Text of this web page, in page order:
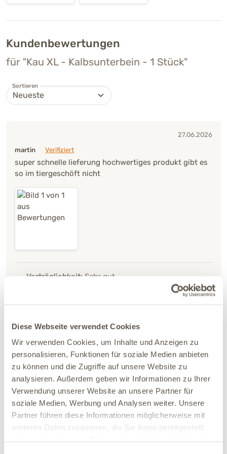
Diese Webseite verwendet Cookies
Wir verwenden Cookies, um Inhalte und Anzeigen zu
personalisieren, Funktionen für soziale Medien anbieten
zu können und die Zugriffe auf unsere Website zu
analysieren. Außerdem geben wir Informationen zu Ihrer
Verwendung unserer Website an unsere Partner für
soziale Medien, Werbung und Analysen weiter. Unsere
Partner führen diese Informationen möglicherweise mit
weiteren Daten zusammen, die Sie ihnen bereitgestellt
Kundenbewertungen
für "Kau XL - Kalbsunterbein - 1 Stück"
Sortieren
27.06.2026
martin
Verifiziert
super schnelle lieferung hochwertiges produkt gibt es
so im tiergeschöft nicht
Verträglichkeit:Sehr gut
Bettina
Verifiziert
Nur für große Hunde :-) Rexi kaut es sehr gerne!